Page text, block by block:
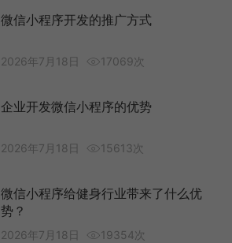
微信小程序开发的推广方式
2026年7月18日 17069次
企业开发微信小程序的优势
2026年7月18日 15613次
微信小程序给健身行业带来了什么优
势？
2026年7月18日 19354次